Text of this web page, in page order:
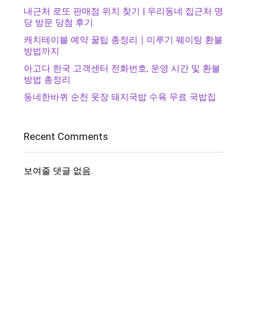
내근처 로또 판매점 위치 찾기 | 우리동네 집근처 명
당 방문 당첨 후기
캐치테이블 예약 꿀팁 총정리｜미루기 웨이팅 환불
방법까지
아고다 한국 고객센터 전화번호, 운영 시간 및 환불
방법 총정리
동네한바퀴 순천 웃장 돼지국밥 수육 무료 국밥집
Recent Comments
보여줄 댓글 없음.